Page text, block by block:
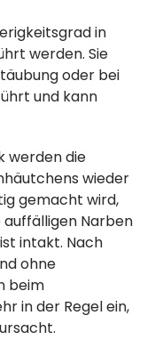
in
werden. Sie
oder bei
und kann
werden die
wieder
gemacht wird,
Narben
intakt. Nach
ohne
beim
in der Regel ein,